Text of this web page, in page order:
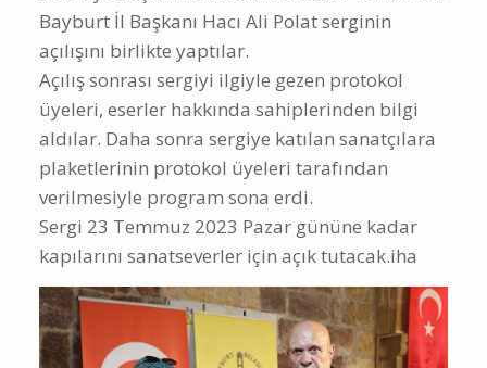
Bayburt İl Başkanı Hacı Ali Polat serginin
açılışını birlikte yaptılar.
Açılış sonrası sergiyi ilgiyle gezen protokol
üyeleri, eserler hakkında sahiplerinden bilgi
aldılar. Daha sonra sergiye katılan sanatçılara
plaketlerinin protokol üyeleri tarafından
verilmesiyle program sona erdi.
Sergi 23 Temmuz 2023 Pazar gününe kadar
kapılarını sanatseverler için açık tutacak.iha